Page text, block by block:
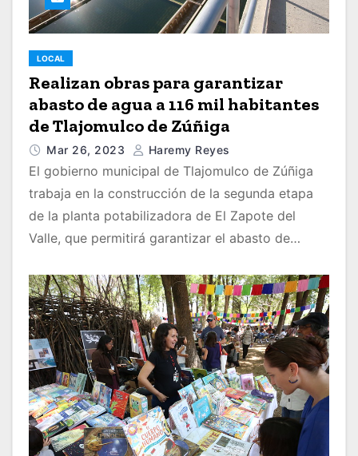
LOCAL
Realizan obras para garantizar
abasto de agua a 116 mil habitantes
de Tlajomulco de Zúñiga
Mar 26, 2023 Haremy Reyes
El gobierno municipal de Tlajomulco de Zúñiga
trabaja en la construcción de la segunda etapa
de la planta potabilizadora de El Zapote del
Valle, que permitirá garantizar el abasto de…